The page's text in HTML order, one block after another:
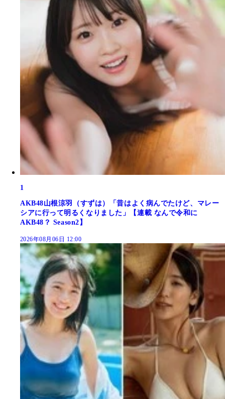
1
AKB48山根涼羽（すずは）「昔はよく病んでたけど、マレー
シアに行って明るくなりました」【連載 なんで令和に
AKB48？ Season2】
2026年08月06日 12:00